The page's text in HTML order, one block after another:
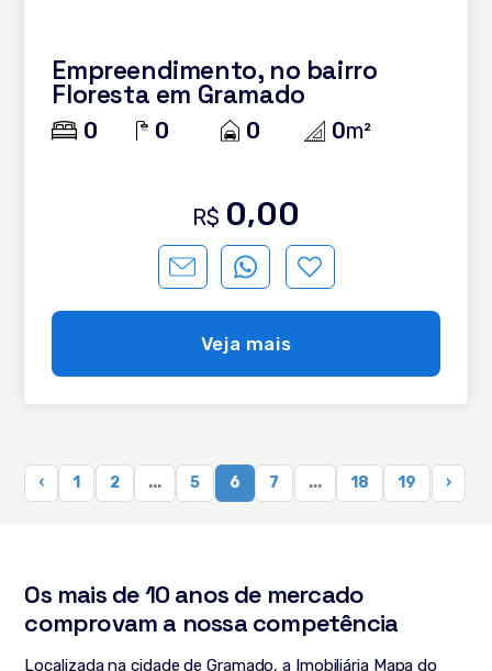
Empreendimento, no bairro
Floresta em Gramado
0 0 0 0m²
R$ 0,00
Veja mais
‹ 1 2 ... 5 6 7 ... 18 19 ›
Os mais de 10 anos de mercado
comprovam a nossa competência
Localizada na cidade de Gramado, a Imobiliária Mapa do